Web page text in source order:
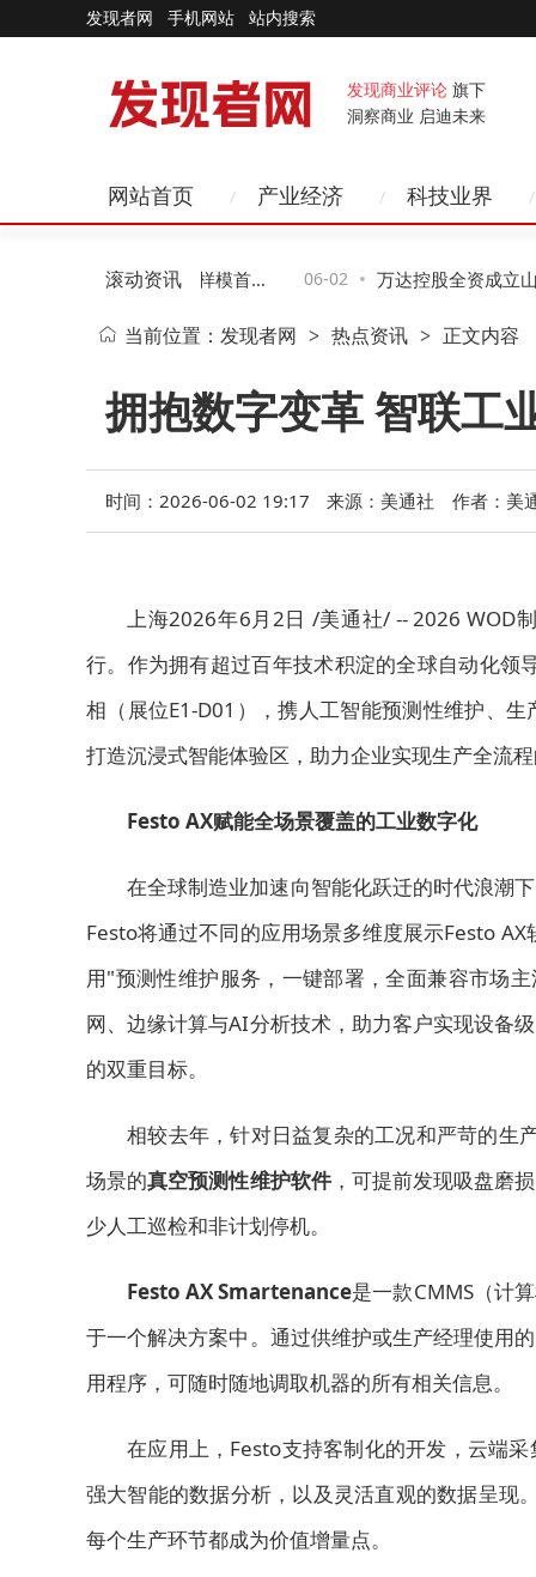
发现者网 手机网站 站内搜索
发现商业评论旗下
洞察商业 启迪未来
网站首页 产业经济 科技业界
滚动资讯
脑展亮剑：HBM5样模首
术助力AI存储升级
06-02 万达控股全资成立山东
万聚焦新兴能源研发与
当前位置： 发现者网 > 热点资讯 > 正文内容
拥抱数字变革 智联工
时间：2026-06-02 19:17 来源：美通社 作者：美
上海2026年6月2日 /美通社/ -- 2026 WOD
行。作为拥有超过百年技术积淀的全球自动化
相（展位E1-D01），携人工智能预测性维护、
打造沉浸式智能体验区，助力企业实现生产全流
Festo AX赋能全场景覆盖的工业数字化
在全球制造业加速向智能化跃迁的时代浪潮
Festo将通过不同的应用场景多维度展示Festo
用"预测性维护服务，一键部署，全面兼容市场
网、边缘计算与AI分析技术，助力客户实现设备
的双重目标。
相较去年，针对日益复杂的工况和严苛的生
场景的真空预测性维护软件，可提前发现吸盘磨
少人工巡检和非计划停机。
Festo AX Smartenance是一款CMMS（计
于一个解决方案中。通过供维护或生产经理使用
用程序，可随时随地调取机器的所有相关信息。
在应用上，Festo支持客制化的开发，云端
强大智能的数据分析，以及灵活直观的数据呈现
每个生产环节都成为价值增量点。